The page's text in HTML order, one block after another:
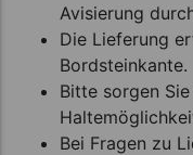
Avisierung
Die Lieferung
Bordsteinkante.
Bitte sorgen
Bei Fragen zu